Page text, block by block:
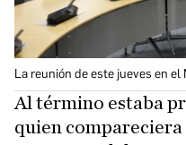
La reunión de este jueves en
Al término estaba
quien